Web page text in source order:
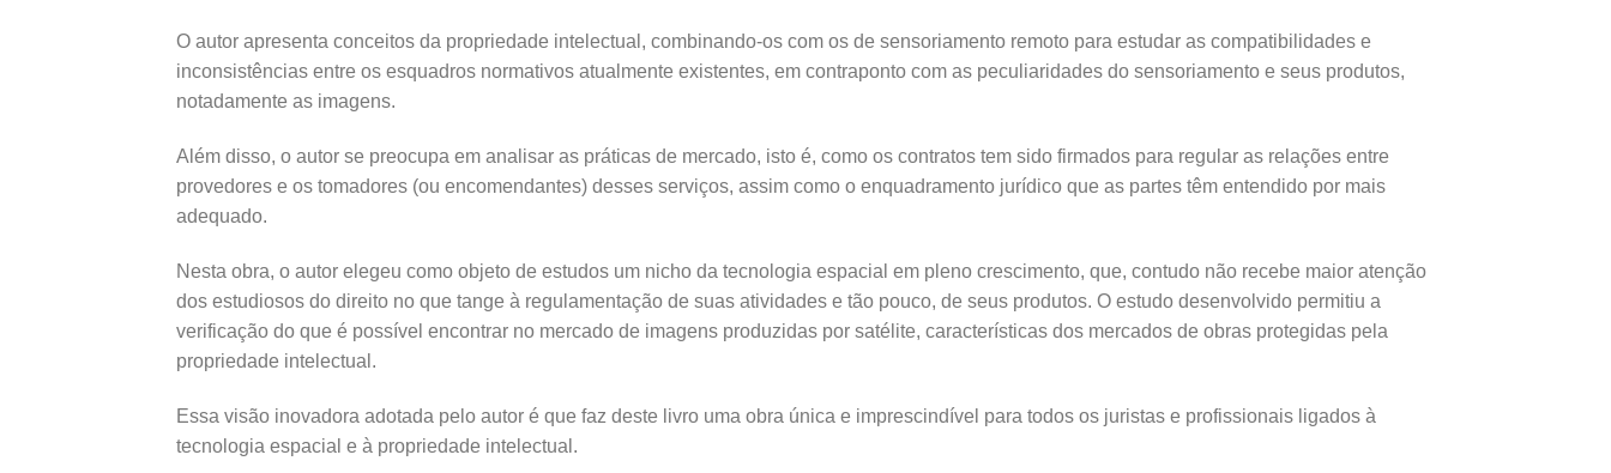
O autor apresenta conceitos da propriedade intelectual, combinando-os com os de sensoriamento remoto para estudar as compatibilidades e
inconsistências entre os esquadros normativos atualmente existentes, em contraponto com as peculiaridades do sensoriamento e seus produtos,
notadamente as imagens.
Além disso, o autor se preocupa em analisar as práticas de mercado, isto é, como os contratos tem sido firmados para regular as relações entre
provedores e os tomadores (ou encomendantes) desses serviços, assim como o enquadramento jurídico que as partes têm entendido por mais
adequado.
Nesta obra, o autor elegeu como objeto de estudos um nicho da tecnologia espacial em pleno crescimento, que, contudo não recebe maior atenção
dos estudiosos do direito no que tange à regulamentação de suas atividades e tão pouco, de seus produtos. O estudo desenvolvido permitiu a
verificação do que é possível encontrar no mercado de imagens produzidas por satélite, características dos mercados de obras protegidas pela
propriedade intelectual.
Essa visão inovadora adotada pelo autor é que faz deste livro uma obra única e imprescindível para todos os juristas e profissionais ligados à
tecnologia espacial e à propriedade intelectual.